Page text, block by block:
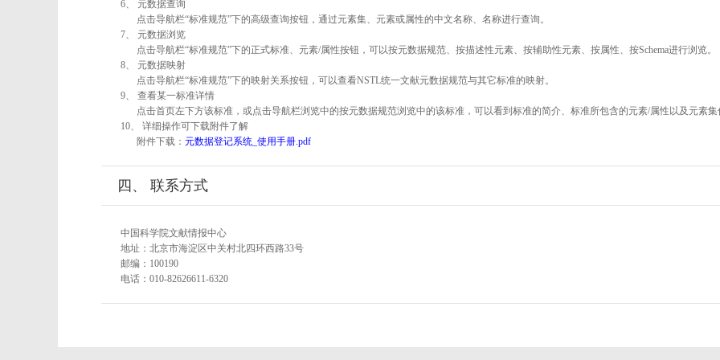
6、 元数据查询
点击导航栏“标准规范”下的高级查询按钮，通过元素集、元素或属性的中文名称、名称进行查询。
7、 元数据浏览
点击导航栏“标准规范”下的正式标准、元素/属性按钮，可以按元数据规范、按描述性元素、按辅助性元素、按属性、按Schema进行浏览。
8、 元数据映射
点击导航栏“标准规范”下的映射关系按钮，可以查看NSTL统一文献元数据规范与其它标准的映射。
9、 查看某一标准详情
点击首页左下方该标准，或点击导航栏浏览中的按元数据规范浏览中的该标准，可以看到标准的简介、标准所包含的元素/属性以及元素集
10、 详细操作可下载附件了解
附件下载： 元数据登记系统_使用手册.pdf
四、 联系方式
中国科学院文献情报中心
地址：北京市海淀区中关村北四环西路33号
邮编：100190
电话：010-82626611-6320